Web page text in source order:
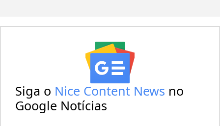
Siga o Nice Content News no
Google Notícias